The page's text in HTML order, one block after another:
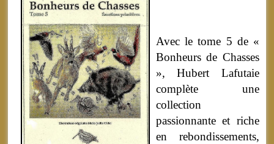
Avec le tome 5 de «
Bonheurs de Chasses
», Hubert Lafutaie
complète une
collection
passionnante et riche
en rebondissements,